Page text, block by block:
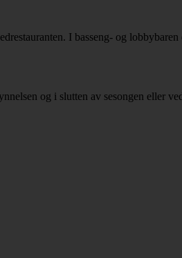
I basseng- og
og i slutten av sesongen eller